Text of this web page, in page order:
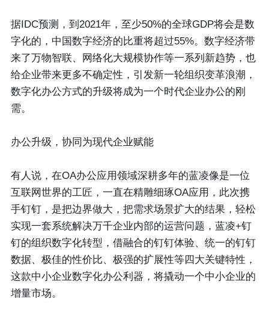
据IDC预测，到2021年，至少50%的全球GDP将会是数
字化的，中国数字经济的比重将超过55%。数字经济带
来了万物智联、网络化大规模协作等一系列新趋势，也
给企业带来更多不确定性，引发新一轮组织变革浪潮，
数字化办公方式的升级将成为一个时代企业办公的刚
需。
办公升级，协同为现代企业赋能
有人说，在OA办公应用领域深耕多年的蓝凌像是一位
互联网世界的工匠，一直在精雕细琢OA应用，此次携
手钉钉，是把边界做大，把需求场景扩大的结果，轻松
实现一套系统解决万千企业内部的运营问题，蓝凌+钉
钉的组织数字化转型，借融合的钉钉体验、统一的钉钉
数据、极佳的性价比、极强的扩展性等四大关键特性，
这款中小企业数字化办公利器，将撬动一个中小企业的
增量市场。